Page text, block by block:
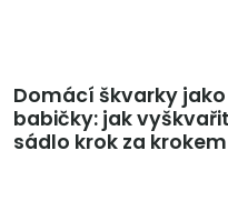
Domácí škvarky
babičky: jak vyškvařit
sádlo krok za krokem